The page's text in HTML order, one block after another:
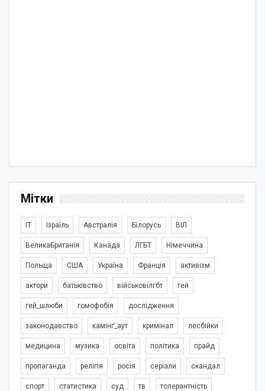
Мітки
IT Ізраїль Австралія Білорусь ВІЛ
ВеликаБританія Канада ЛГБТ Німеччина
Польща США Україна Франція активізм
актори батьківство військовілгбт гей
гей_шлюби гомофобія дослідження
законодавство камінґ_аут кримінал лесбійки
медицина музика освіта політика прайд
пропаганда релігія росія серіали скандал
спорт статистика суд тв толерантність